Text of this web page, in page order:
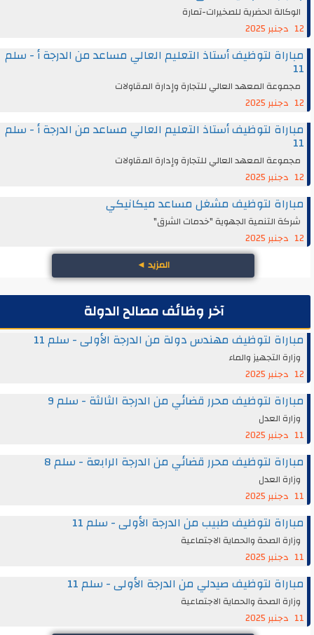
الوكالة الحضرية للصخيرات-تمارة
12 دجنبر 2025
مباراة لتوظيف أستاذ التعليم العالي مساعد من الدرجة أ - سلم
11
مجموعة المعهد العالي للتجارة وإدارة المقاولات
12 دجنبر 2025
مباراة لتوظيف أستاذ التعليم العالي مساعد من الدرجة أ - سلم
11
مجموعة المعهد العالي للتجارة وإدارة المقاولات
12 دجنبر 2025
مباراة لتوظيف مشغل مساعد ميكانيكي
شركة التنمية الجهوية "خدمات الشرق"
12 دجنبر 2025
المزيد◄
آخر وظائف مصالح الدولة
مباراة لتوظيف مهندس دولة من الدرجة الأولى - سلم 11
وزارة التجهيز والماء
12 دجنبر 2025
مباراة لتوظيف محرر قضائي من الدرجة الثالثة - سلم 9
وزارة العدل
11 دجنبر 2025
مباراة لتوظيف محرر قضائي من الدرجة الرابعة - سلم 8
وزارة العدل
11 دجنبر 2025
مباراة لتوظيف طبيب من الدرجة الأولى - سلم 11
وزارة الصحة والحماية الاجتماعية
11 دجنبر 2025
مباراة لتوظيف صيدلي من الدرجة الأولى - سلم 11
وزارة الصحة والحماية الاجتماعية
11 دجنبر 2025